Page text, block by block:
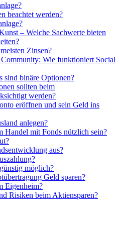
beachtet werden?
– Welche Sachwerte bieten
Zinsen?
Community: Wie funktioniert Social
sind binäre Optionen?
sollten beim
werden?
eröffnen und sein Geld ins
anlegen?
Handel mit Fonds nützlich sein?
aus?
möglich?
Geld sparen?
Eigenheim?
Risiken beim Aktiensparen?